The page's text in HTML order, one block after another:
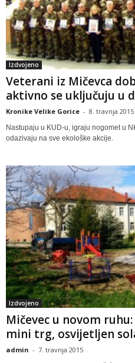
Izdvojeno
Veterani iz Mičevca
aktivno se uključuju u
Kronike Velike Gorice - 8. travnja 2015
Nastupaju u KUD-u, igraju nogomet u
odazivaju na sve ekološke akcije.
Izdvojeno
Mičevec u novom
mini trg, osvijetljen
admin - 7. travnja 2015